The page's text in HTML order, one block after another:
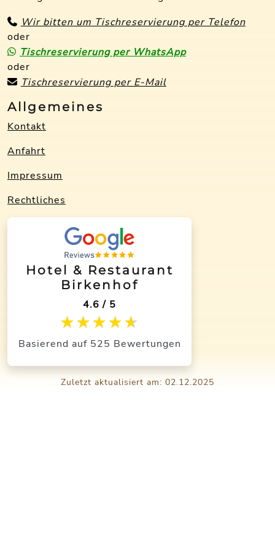
Wir bitten um Tischreservierung per Telefon
oder
Tischreservierung per WhatsApp
oder
Tischreservierung per E-Mail
Allgemeines
Kontakt
Anfahrt
Impressum
Rechtliches
Hotel & Restaurant
Birkenhof
4.6 / 5
★★★★★
★★★★★
Basierend auf 525 Bewertungen
Zuletzt aktualisiert am: 02.12.2025